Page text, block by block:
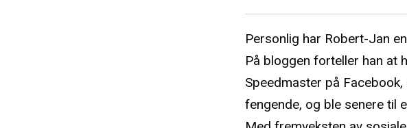
Personlig har Robert-Jan
På bloggen forteller han at
Speedmaster på
fengende, og ble senere til